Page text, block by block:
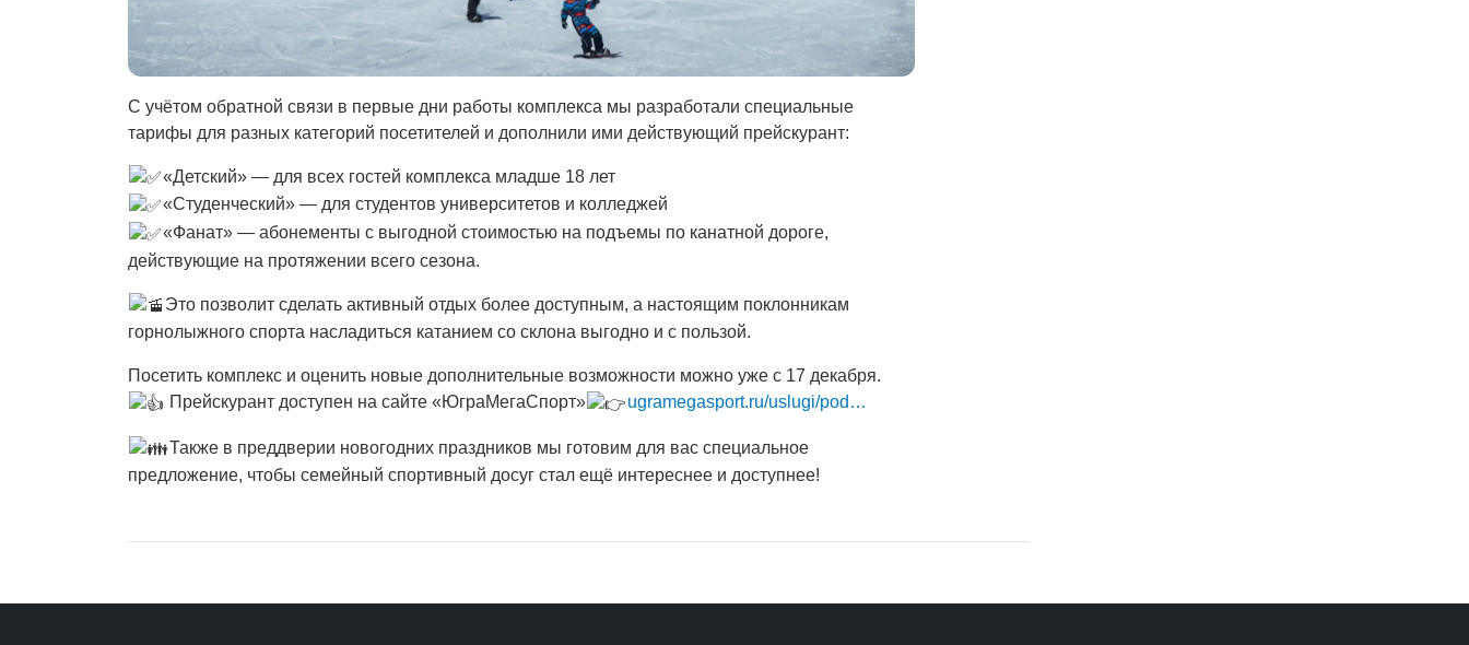
С учётом обратной связи в первые дни работы комплекса мы разработали специальные
тарифы для разных категорий посетителей и дополнили ими действующий прейскурант:
«Детский» — для всех гостей комплекса младше 18 лет
«Студенческий» — для студентов университетов и колледжей
«Фанат» — абонементы с выгодной стоимостью на подъемы по канатной дороге,
действующие на протяжении всего сезона.
Это позволит сделать активный отдых более доступным, а настоящим поклонникам
горнолыжного спорта насладиться катанием со склона выгодно и с пользой.
Посетить комплекс и оценить новые дополнительные возможности можно уже с 17 декабря.
Прейскурант доступен на сайте «ЮграМегаСпорт»
ugramegasport.ru/uslugi/pod…
Также в преддверии новогодних праздников мы готовим для вас специальное
предложение, чтобы семейный спортивный досуг стал ещё интереснее и доступнее!